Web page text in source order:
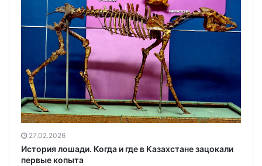
27.02.2026
История лошади. Когда и где в Казахстане зацокали
первые копыта